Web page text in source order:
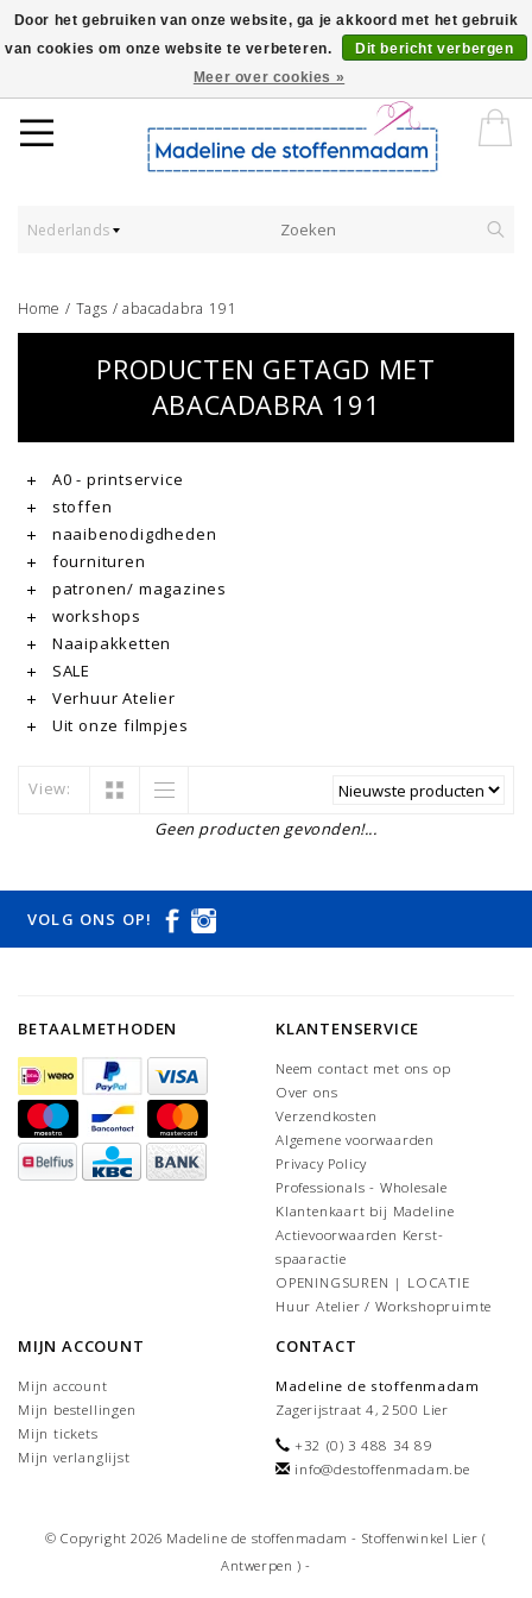
Worldwide Shipping - Onze stoffen worden verkocht per 10 cm.
Nederlands
Home / Tags /abacadabra 191
PRODUCTEN GETAGD MET
ABACADABRA 191
A0 - printservice
stoffen
naaibenodigdheden
fournituren
patronen/ magazines
workshops
Naaipakketten
SALE
Verhuur Atelier
Uit onze filmpjes
View:
Geen producten gevonden!...
VOLG ONS OP!
BETAALMETHODEN KLANTENSERVICE
Neem contact met ons op
Over ons
Verzendkosten
Algemene voorwaarden
Privacy Policy
Professionals - Wholesale
Klantenkaart bij Madeline
Actievoorwaarden Kerst-
spaaractie
OPENINGSUREN | LOCATIE
Huur Atelier / Workshopruimte
MIJN ACCOUNT
Mijn account
Mijn bestellingen
Mijn tickets
Mijn verlanglijst
CONTACT
Madeline de stoffenmadam
Zagerijstraat 4, 2500 Lier
+32 (0) 3 488 34 89
info@destoffenmadam.be
© Copyright 2026 Madeline de stoffenmadam - Stoffenwinkel Lier (
Antwerpen ) -
Door het gebruiken van onze website, ga je akkoord met het gebruik
van cookies om onze website te verbeteren.
Dit bericht verbergen
Meer over cookies »